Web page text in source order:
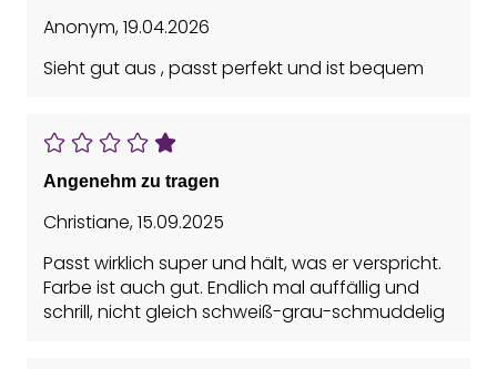
Anonym,19.04.2026
Sieht gut aus , passt perfekt und ist bequem
Angenehm zu tragen
Christiane,15.09.2025
Passt wirklich super und hält, was er verspricht.
Farbe ist auch gut. Endlich mal auffällig und
schrill, nicht gleich schweiß-grau-schmuddelig